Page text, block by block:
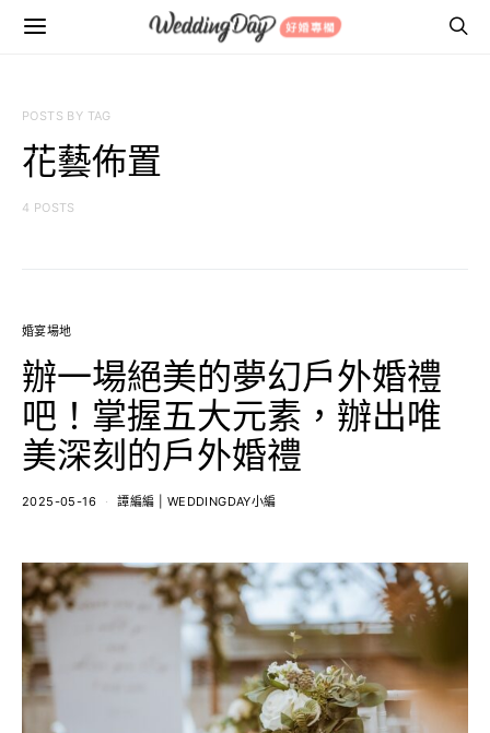
POSTS BY TAG
花藝佈置
4 POSTS
婚宴場地
辦一場絕美的夢幻戶外婚禮
吧！掌握五大元素，辦出唯
美深刻的戶外婚禮
2025-05-16 譚編編 | WEDDINGDAY小編